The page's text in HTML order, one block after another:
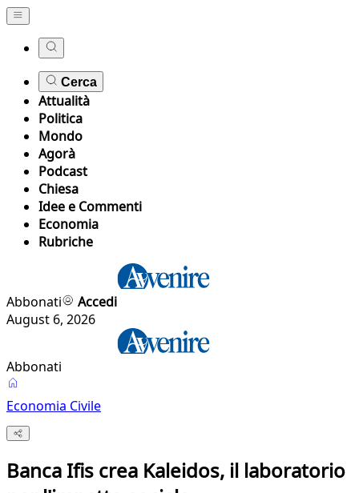
Cerca
Attualità
Politica
Mondo
Agorà
Podcast
Chiesa
Idee e Commenti
Economia
Rubriche
Abbonati
Accedi
August 6, 2026
Abbonati
Economia Civile
Banca Ifis crea Kaleidos, il laboratorio